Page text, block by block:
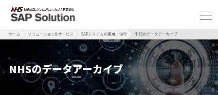
NHSのデータアーカイブ
ホーム ソリューション&サービス SAPシステムの運用／保守 NHSのデータアーカイブ